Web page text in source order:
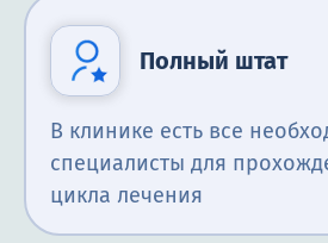
Полный штат
В клинике есть все
специалисты для
цикла лечения